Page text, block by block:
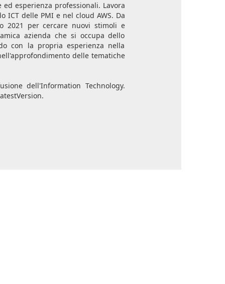
esperienza professionali. Lavora
ICT delle PMI e nel cloud AWS. Da
2021 per cercare nuovi stimoli e
azienda che si occupa dello
con la propria esperienza nella
delle tematiche
dell'Information Technology.